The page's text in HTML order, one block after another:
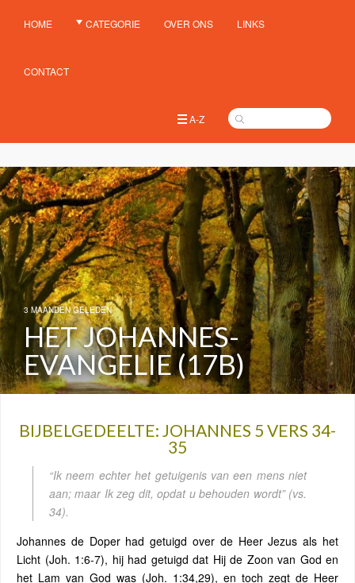
HOME CATEGORIE OVER ONS LINKS
CONTACT
A-Z
3 MAANDEN GELEDEN
HET JOHANNES-
EVANGELIE (17B)
BIJBELGEDEELTE: JOHANNES 5 VERS 34-
35
“Ik neem echter het getuigenis van een mens niet
aan; maar Ik zeg dit, opdat u behouden wordt” (vs.
34).
Johannes de Doper had getuigd over de Heer Jezus als het
Licht (Joh. 1:6-7), hij had getuigd dat Hij de Zoon van God en
het Lam van God was (Joh. 1:34,29), en toch zegt de Heer